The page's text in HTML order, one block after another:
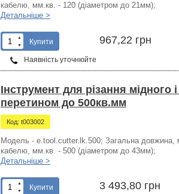
кабелю, мм.кв. - 120 (діаметром до 21мм);
Детальніше >
▲
▼
Купити 967,22 грн
Наявність уточнюйте
Інструмент для різання мідного
перетином до 500кв.мм
Код: t003002
Модель - e.tool.cutter.lk.500; Загальна
кабелю, мм.кв. - 500 (діаметром до 43мм);
Детальніше >
▲
▼
Купити 3 493,80 грн